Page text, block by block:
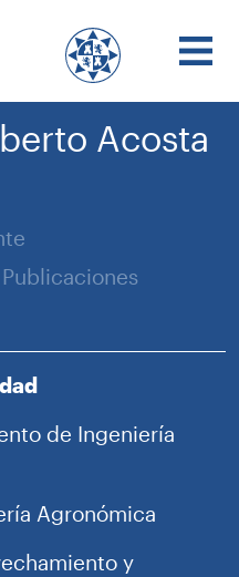
Acosta
Publicaciones
de Ingeniería
Agronómica
y